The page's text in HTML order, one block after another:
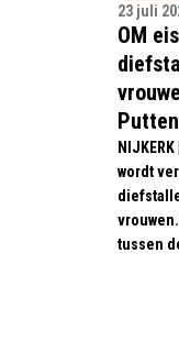
23 juli
OM
Putten
wordt
tussen